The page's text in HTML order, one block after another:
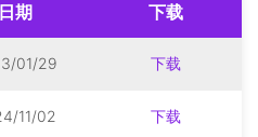
日期 下载
01/29 下载
11/02 下载